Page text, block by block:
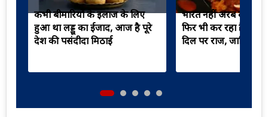
कभी बीमारियों के इलाज के लिए
हुआ था लड्डू का ईजाद, आज है पूरे
देश की पसंदीदा मिठाई
भारत नहीं अरब की देन
फिर भी कर रहा है
दिल पर राज, जानिए